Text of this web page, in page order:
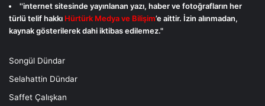
''internet sitesinde yayınlanan yazı, haber ve fotoğrafların her
türlü telif hakkı Hürtürk Medya ve Bilişim’e aittir. İzin alınmadan,
kaynak gösterilerek dahi iktibas edilemez."
Songül Dündar
Selahattin Dündar
Saffet Çalışkan